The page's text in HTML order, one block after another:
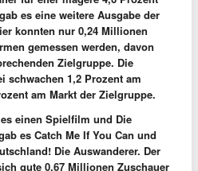
es eine weitere Ausgabe der
konnten nur 0,24 Millionen
gemessen werden, davon
Zielgruppe. Die
schwachen 1,2 Prozent am
am Markt der Zielgruppe.
einen Spielfilm und Die
es Catch Me If You Can und
Die Auswanderer. Der
gute 0,67 Millionen Zuschauer